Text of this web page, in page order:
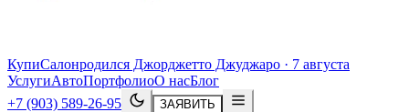
КупиСалонродился Джорджетто Джуджаро · 7 августа
УслугиАвтоПортфолиоО насБлог
+7 (903) 589-26-95
ЗАЯВИТЬ